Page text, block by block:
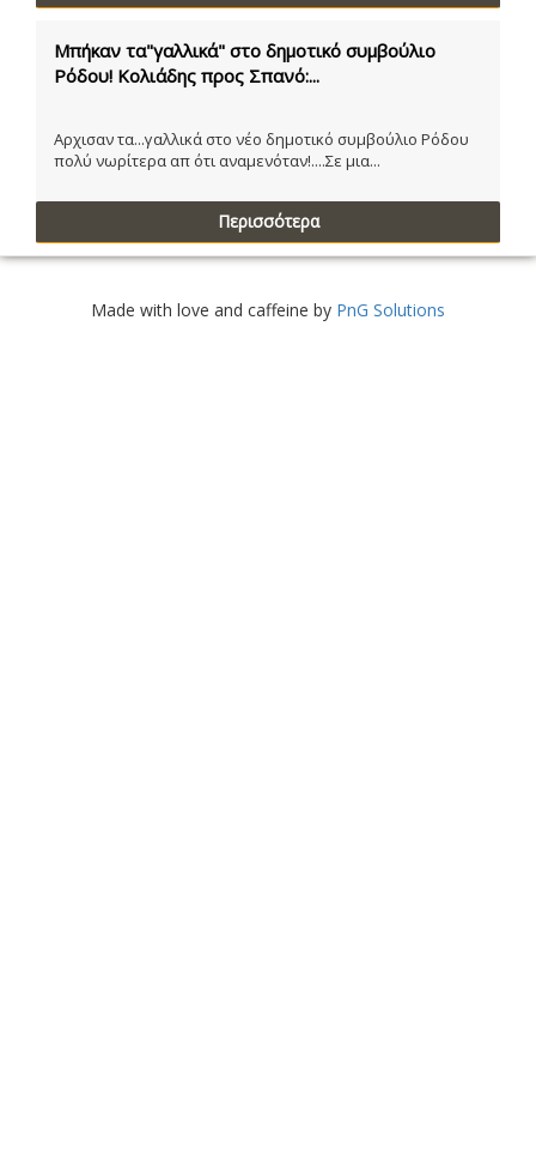
Μπήκαν τα"γαλλικά" στο δημοτικό συμβούλιο
Ρόδου! Κολιάδης προς Σπανό:...
Αρχισαν τα...γαλλικά στο νέο δημοτικό συμβούλιο Ρόδου
πολύ νωρίτερα απ ότι αναμενόταν!....Σε μια...
Περισσότερα
Made with love and caffeine by PnG Solutions